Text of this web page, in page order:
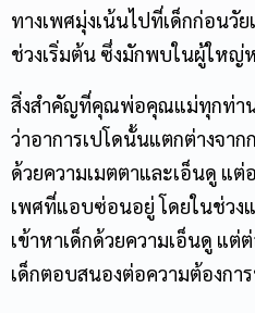
ทางเพศมุ่งเน้นไปที่เด็กก่อนวั
ช่วงเริ่มต้น ซึ่งมักพบในผู้ใหญ่
สิ่งสำคัญที่คุณพ่อคุณแม่ทุกท่าน
ว่าอาการเปโดนั้นแตกต่างจา
ด้วยความเมตตาและเอ็นดู แต่
เพศที่แอบซ่อนอยู่ โดยในช่วง
เข้าหาเด็กด้วยความเอ็นดู แต่
เด็กตอบสนองต่อความต้องกา